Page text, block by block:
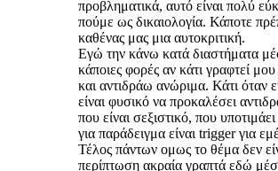
προβληματικά, αυτό είναι πολύ
πούμε ως δικαιολογία. Κάποτε
καθένας μας μια αυτοκριτική.
Εγώ την κάνω κατά διαστήματα
κάποιες φορές αν κάτι γραφτεί
και αντιδράω ανώριμα. Κάτι όταν
είναι φυσικό να προκαλέσει
που είναι σεξιστικό, που υποτιμάει
για παράδειγμα είναι trigger για
Τέλος πάντων ομως το θέμα δεν
περίπτωση ακραία γραπτά εδώ